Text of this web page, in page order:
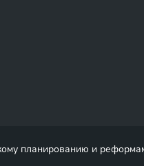
планированию и